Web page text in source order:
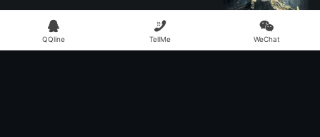
阅读(805)

QQline

TellMe

WeChat